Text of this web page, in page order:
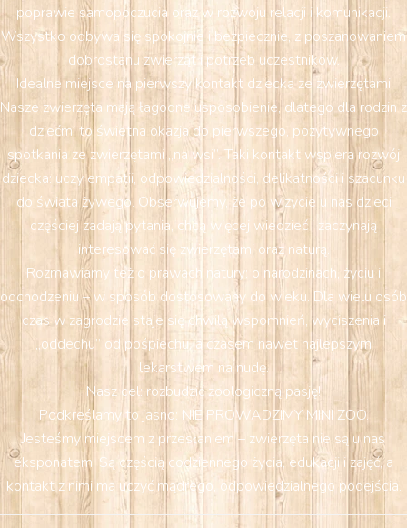
poprawie samopoczucia oraz w rozwoju relacji i komunikacji.
Wszystko odbywa się spokojnie i bezpiecznie, z poszanowaniem
dobrostanu zwierząt i potrzeb uczestników.
Idealne miejsce na pierwszy kontakt dziecka ze zwierzętami
Nasze zwierzęta mają łagodne usposobienie, dlatego dla rodzin z
dziećmi to świetna okazja do pierwszego, pozytywnego
spotkania ze zwierzętami „na wsi”. Taki kontakt wspiera rozwój
dziecka: uczy empatii, odpowiedzialności, delikatności i szacunku
do świata żywego. Obserwujemy, że po wizycie u nas dzieci
częściej zadają pytania, chcą więcej wiedzieć i zaczynają
interesować się zwierzętami oraz naturą.
Rozmawiamy też o prawach natury: o narodzinach, życiu i
odchodzeniu – w sposób dostosowany do wieku. Dla wielu osób
czas w zagrodzie staje się chwilą wspomnień, wyciszenia i
„oddechu” od pośpiechu, a czasem nawet najlepszym
lekarstwem na nudę.
Nasz cel: rozbudzić zoologiczną pasję!
Podkreślamy to jasno: NIE PROWADZIMY MINI ZOO.
Jesteśmy miejscem z przesłaniem – zwierzęta nie są u nas
eksponatem. Są częścią codziennego życia, edukacji i zajęć, a
kontakt z nimi ma uczyć mądrego, odpowiedzialnego podejścia.